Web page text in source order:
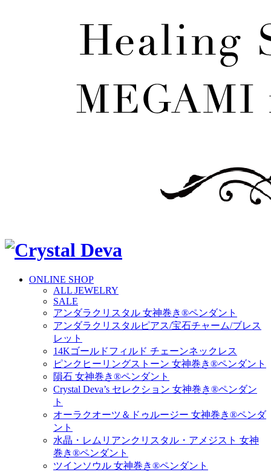
ONLINE SHOP
ALL JEWELRY
SALE
アンダラクリスタル 女神巻き®ペンダント
アンダラクリスタルピアス/宝石チャーム/ブレス
レット
14Kゴールドフィルド チェーンネックレス
ピンクヒーリングストーン 女神巻き®ペンダント
隕石 女神巻き®ペンダント
Crystal Deva’s セレクション 女神巻き®ペンダン
ト
オーラクオーツ＆ドゥルージー 女神巻き®ペンダ
ント
水晶・レムリアンクリスタル・アメジスト 女神
巻き®ペンダント
ツインソウル 女神巻き®ペンダント